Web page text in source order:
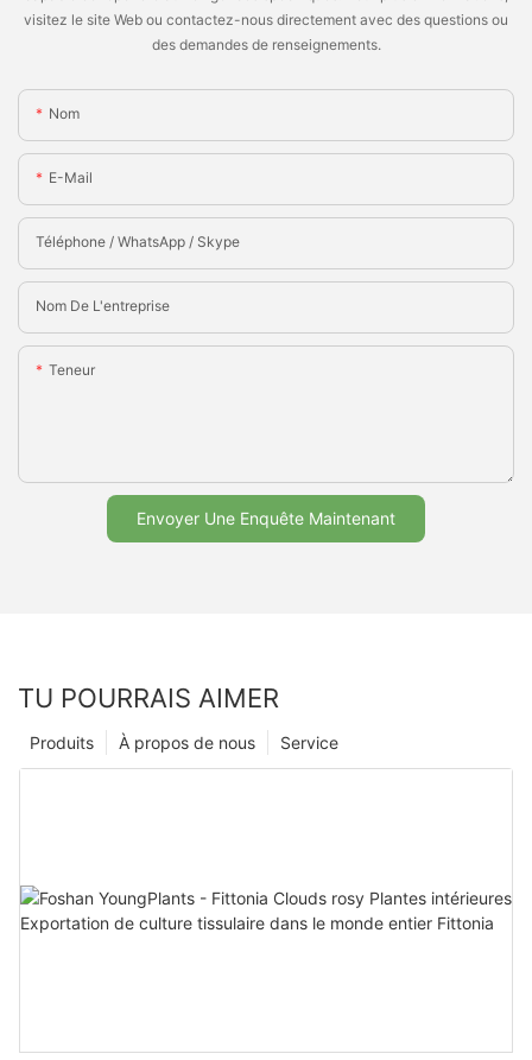
visitez le site Web ou contactez-nous directement avec des questions ou
des demandes de renseignements.
Nom
E-Mail
Téléphone / WhatsApp / Skype
Nom De L'entreprise
Teneur
Envoyer Une Enquête Maintenant
TU POURRAIS AIMER
Service
À propos de nous
Produits